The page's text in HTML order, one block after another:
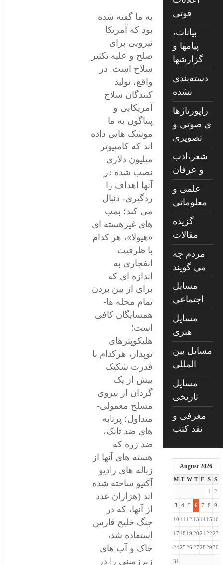
به ما گفته شده
بود که آمریکا
نیرویی برای
صلح و علیه تکثیر
سلاح است. در
واقع، تولید
کنندگان سلاح
آمریکایی و
پنتاگون به ما
موشک هایی داده
اند که کامپیوتر
میلیون دلاری
نصب شده در
آنها اهداف را
ردگیری- دنبال
می کند؛ بمب
های غیرهسته ای
«هیولا»، هر کدام
با ظرفیت
انفجاری به
اندازه ای که
برای از بین بردن
تمام محله ها-
همسایگان کافی
است؛
هلیکوپترهای
توپدار، هرکدام با
قدرت شکیک
بیش از یک
گردان از نیروی
مسلح معمولی-
متداول؛ پرتابه
های ضد تانک،
ضد زره که
هسته های آنها از
زباله های رادیو
آکتیو ساخته شده
اند (هزاران عدد
از آنها، که در
جنگ خلیج فارس
استفاده شد،
خاک و آب های
زیرزمینی را در
فوتی
بیانات،
پیامها و
گزارشها
دسته‌بندی
نشده
راپورتاژها
ی صوتي و
تصويری
شعر،ادب
و عرفان
علمی و
معلوماتی
گزیده
مقالات
مردم چه
مي گويند
مسايل
اجتماعي
مسايل
هنری
مسایل بین
المللی
مسایل
تاریخی
معرفی و
نقد کتب
August 2026
M T W T F S
S
1
2
3 4 5 6 7 8 9
10 11 12 13 14 15 16
17 18 19 2021 2223
242526 27282930
31